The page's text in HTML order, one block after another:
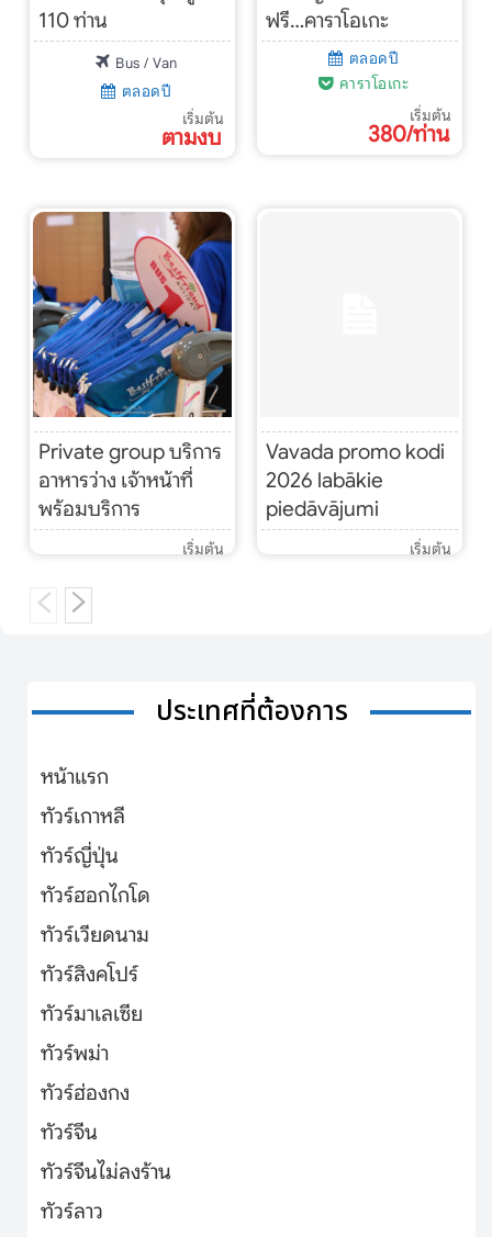
110 ท่าน
Bus / Van
ตลอดปี
เริ่มต้น
ตามงบ
ฟรี…คาราโอเกะ
ตลอดปี
คาราโอเกะ
เริ่มต้น
380/ท่าน
Private group บริการ
อาหารว่าง เจ้าหน้าที่
พร้อมบริการ
เริ่มต้น
Vavada promo kodi
2026 labākie
piedāvājumi
เริ่มต้น
ประเทศที่ต้องการ
หน้าแรก
ทัวร์เกาหลี
ทัวร์ญี่ปุ่น
ทัวร์ฮอกไกโด
ทัวร์เวียดนาม
ทัวร์สิงคโปร์
ทัวร์มาเลเซีย
ทัวร์พม่า
ทัวร์ฮ่องกง
ทัวร์จีน
ทัวร์จีนไม่ลงร้าน
ทัวร์ลาว